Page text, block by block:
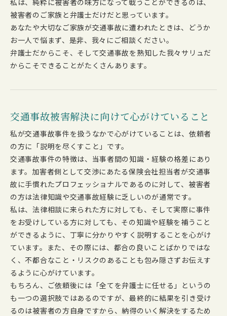
被害者のご家族と弁護士だけだと思っています。
あなたや大切なご家族が交通事故に遭われたときは、どうか
お一人で悩まず、是非、我々にご相談ください。
弁護士だからこそ、そして交通事故を熟知した我々サリュだ
からこそできることがたくさんあります。
交通事故被害解決に向けて心がけていること
私が交通事故事件を扱うなかで心がけていることは、依頼者
の方に「説明を尽くすこと」です。
交通事故事件の特徴は、当事者間の知識・経験の格差にあり
ます。加害者側として交渉にあたる保険会社担当者が交通事
故に手慣れたプロフェッショナルであるのに対して、被害者
の方は法律知識や交通事故経験に乏しいのが通常です。
私は、法律相談に来られた方に対しても、そして実際に事件
をお受けしている方に対しても、その知識や経験を補うこと
ができるように、丁寧に分かりやすく説明することを心がけ
ています。また、その際には、都合の良いことばかりではな
く、不都合なこと・リスクのあることも包み隠さずお伝えす
るように心がけています。
もちろん、ご依頼後には「全てを弁護士に任せる」というの
も一つの選択肢ではあるのですが、最終的に結果を引き受け
るのは被害者の方自身ですから、納得のいく解決をするため